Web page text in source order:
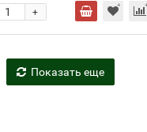
+
Показать еще